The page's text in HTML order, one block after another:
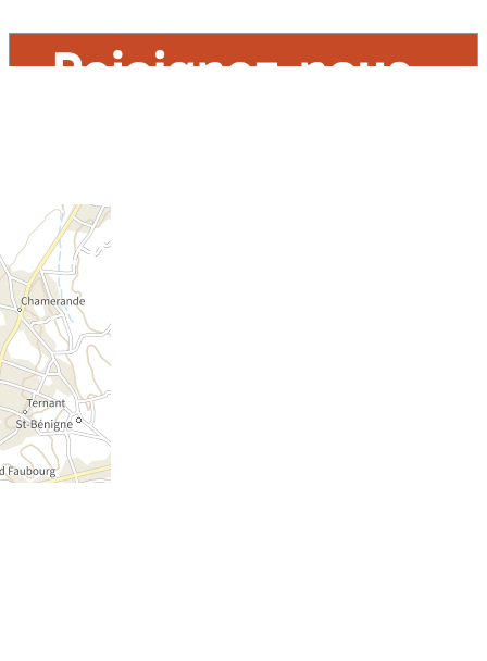
Rejoignez-nous
KONTAKTE & ÖFFNUNGSZEITEN